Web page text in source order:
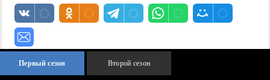
Первый сезон Второй сезон